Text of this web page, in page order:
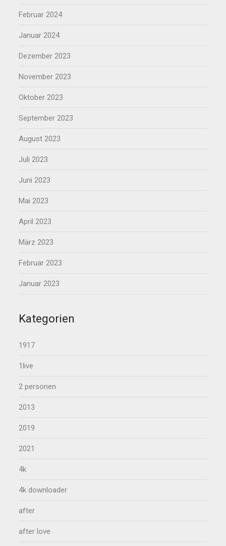
Februar 2024
Januar 2024
Dezember 2023
November 2023
Oktober 2023
September 2023
August 2023
Juli 2023
Juni 2023
Mai 2023
April 2023
März 2023
Februar 2023
Januar 2023
Kategorien
1917
1live
2 personen
2013
2019
2021
4k
4k downloader
after
after love